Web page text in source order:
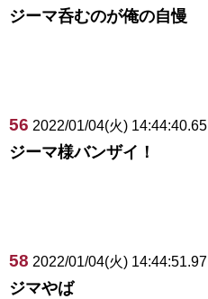
ジーマ呑むのが俺の自慢
56 2022/01/04(火) 14:44:40.65
ジーマ様バンザイ！
58 2022/01/04(火) 14:44:51.97
ジマやば